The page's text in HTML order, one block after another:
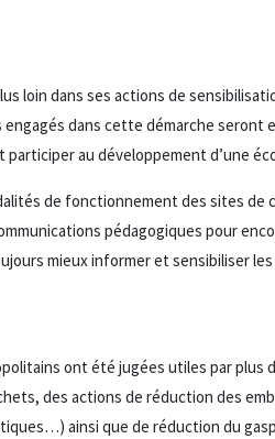
loin dans ses actions de
dans cette démarche seront
au développement d’une
de fonctionnement des sites de
pédagogiques pour
mieux informer et sensibiliser
ont été jugées utiles par plus
des actions de réduction des
ainsi que de réduction du